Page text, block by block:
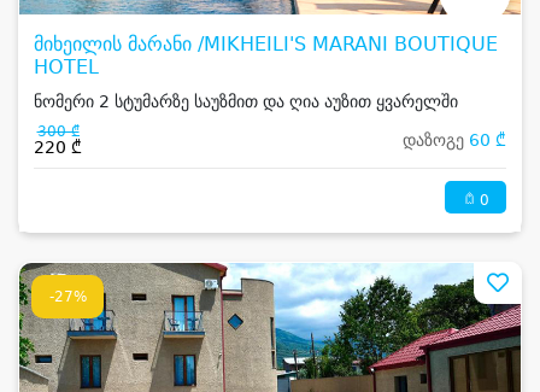
მიხეილის მარანი /MIKHEILI'S MARANI BOUTIQUE
HOTEL
ნომერი 2 სტუმარზე საუზმით და ღია აუზით ყვარელში
300 ₾
220 ₾ დაზოგე 60 ₾
0
-27%